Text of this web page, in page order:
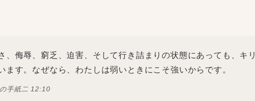
、侮辱、窮乏、迫害、そして行き詰まりの状態にあっても、キリ
ます。なぜなら、わたしは弱いときにこそ強いからです。
手紙二‬ ‭12‬:‭10